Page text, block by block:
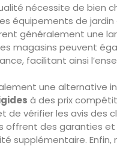
nécessite de bien
équipements de
généralement une
magasins peuvent
facilitant ainsi
une alternative
à des prix
de vérifier les avis des
offrent des garanties
supplémentaire. Enfin,